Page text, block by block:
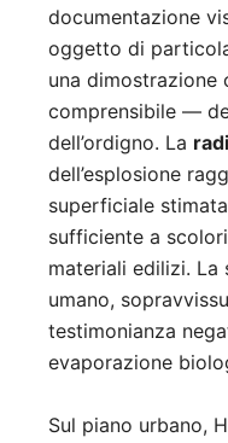
documentazione
oggetto di
una
comprensibile —
dell’ordigno. La
dell’esplosione
superficiale
sufficiente a
materiali edilizi.
umano,
testimonianza
evaporazione
Sul piano urbano,